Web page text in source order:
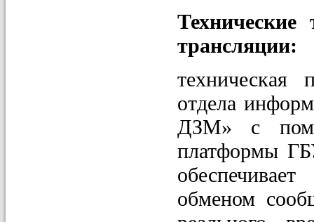
трансляции:
техническая
отдела
ДЗМ» с
платформы
обменом